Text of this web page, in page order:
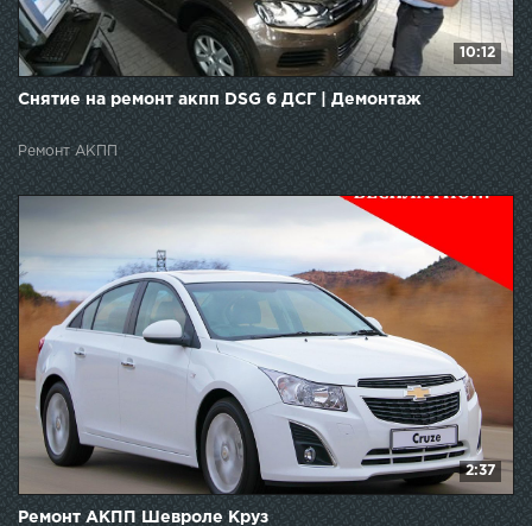
10:12
Снятие на ремонт акпп DSG 6 ДСГ | Демонтаж
Ремонт АКПП
2:37
Ремонт АКПП Шевроле Круз